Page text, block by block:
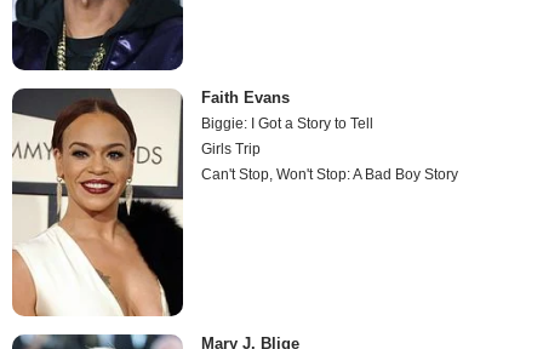
Faith Evans
Biggie: I Got a Story to Tell
Girls Trip
Can't Stop, Won't Stop: A Bad Boy Story
Mary J. Blige